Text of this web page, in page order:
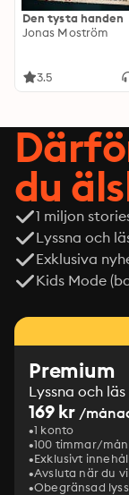
Den tysta handen
Jonas Moström
3.5
du
1 miljon
Lyssna och
Exklusiva
Kids Mode
Premium
Lyssna och
169 kr /
1 konto
100 timmar/
Exklusivt
Avsluta när du
Obegränsad